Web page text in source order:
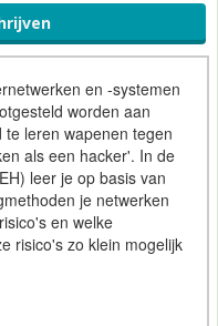
en -systemen
worden aan
leren wapenen tegen
als een hacker'. In de
leer je op basis van
je netwerken
en welke
risico's zo klein mogelijk